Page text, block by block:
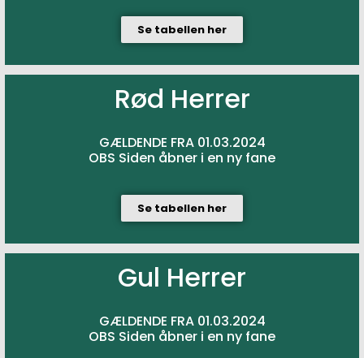
Se tabellen her
Rød Herrer
GÆLDENDE FRA 01.03.2024
OBS Siden åbner i en ny fane
Se tabellen her
Gul Herrer
GÆLDENDE FRA 01.03.2024
OBS Siden åbner i en ny fane